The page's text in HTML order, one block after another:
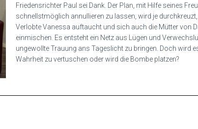
Friedensrichter Paul sei Dank. Der Plan, mit Hilfe seines
schnellstmöglich annullieren zu lassen, wird je
Verlobte Vanessa auftaucht und sich auch die Mütter von
einmischen. Es entsteht ein Netz aus Lügen und
ungewollte Trauung ans Tageslicht zu bringen. Doch wird
Wahrheit zu vertuschen oder wird die Bombe platzen?